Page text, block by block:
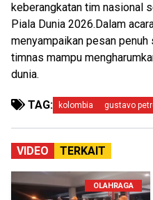
keberangkatan tim nasional
Piala Dunia 2026.Dalam
menyampaikan pesan penuh
timnas mampu
dunia.
TAG: kolombia gustavo
VIDEO TERKAIT
OLAHRAGA